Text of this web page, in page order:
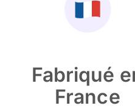
Fabriqué
France